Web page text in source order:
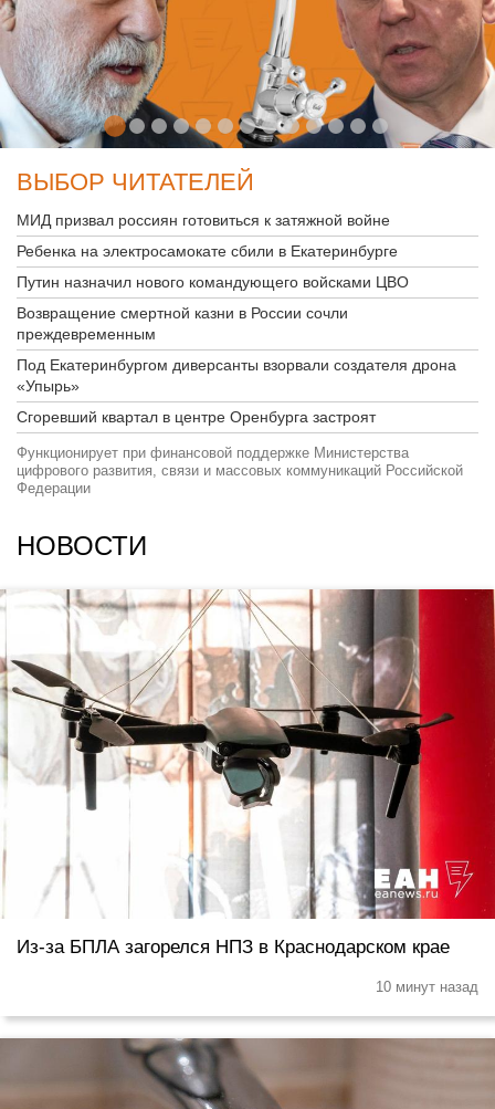
ВЫБОР ЧИТАТЕЛЕЙ
МИД призвал россиян готовиться к затяжной войне
Ребенка на электросамокате сбили в Екатеринбурге
Путин назначил нового командующего войсками ЦВО
Возвращение смертной казни в России сочли
преждевременным
Под Екатеринбургом диверсанты взорвали создателя дрона
«Упырь»
Сгоревший квартал в центре Оренбурга застроят
Функционирует при финансовой поддержке Министерства
цифрового развития, связи и массовых коммуникаций Российской
Федерации
НОВОСТИ
Из-за БПЛА загорелся НПЗ в Краснодарском крае
10 минут назад